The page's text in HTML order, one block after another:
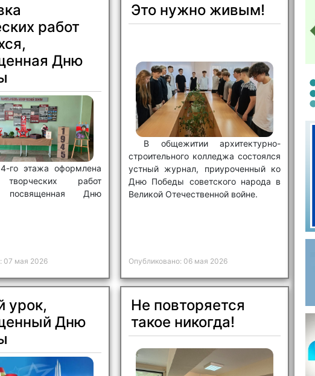
работ
Дню
го этажа оформлена
творческих работ
посвященная Дню
07 мая 2026
Это нужно живым!
В общежитии архитектурно-
строительного колледжа состоялся
устный журнал, приуроченный ко
Дню Победы советского народа в
Великой Отечественной войне.
Опубликовано: 06 мая 2026
урок,
Дню
Не повторяется
такое никогда!